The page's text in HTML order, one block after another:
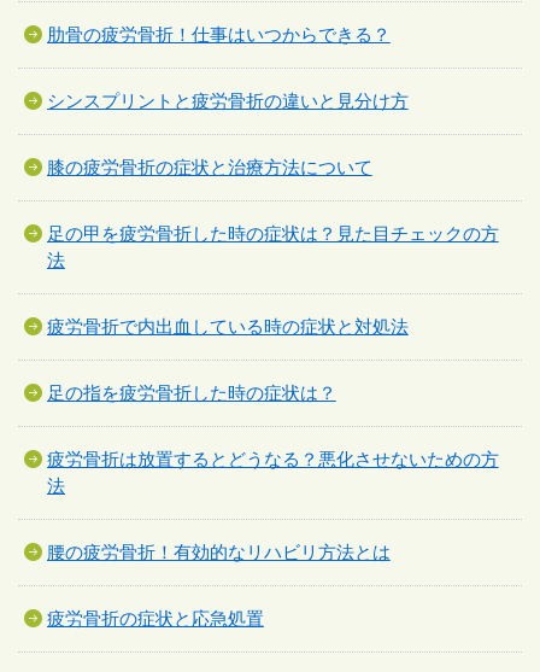
肋骨の疲労骨折！仕事はいつからできる？
シンスプリントと疲労骨折の違いと見分け方
膝の疲労骨折の症状と治療方法について
足の甲を疲労骨折した時の症状は？見た目チェックの方
法
疲労骨折で内出血している時の症状と対処法
足の指を疲労骨折した時の症状は？
疲労骨折は放置するとどうなる？悪化させないための方
法
腰の疲労骨折！有効的なリハビリ方法とは
疲労骨折の症状と応急処置